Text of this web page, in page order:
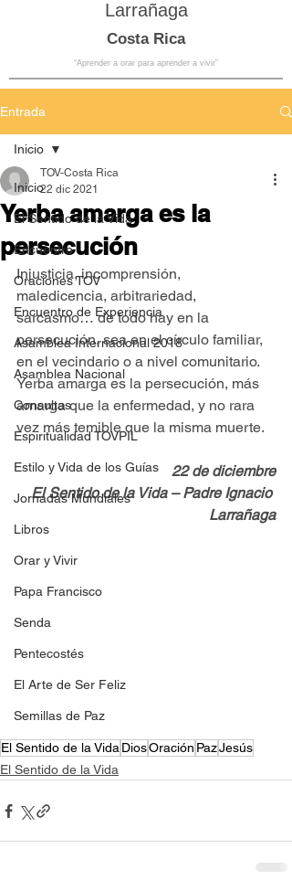
Larrañaga
Costa Rica
“Aprender a orar para aprender a vivir”
Entrada
Inicio
El Sentido de la Vida
Encuentro
Oraciones TOV
Encuentro de Experiencia
Asamblea Internacional 2018
Asamblea Nacional
Consultas
Espiritualidad TOVPIL
Estilo y Vida de los Guías
Jornadas Mundiales
Libros
Orar y Vivir
Papa Francisco
Senda
Pentecostés
El Arte de Ser Feliz
Semillas de Paz
Inicio
Yerba amarga es la
persecución
TOV-Costa Rica
22 dic 2021
Injusticia, incomprensión,
maledicencia, arbitrariedad,
sarcasmo… de todo hay en la
persecución, sea en el círculo familiar,
en el vecindario o a nivel comunitario.
Yerba amarga es la persecución, más
amarga que la enfermedad, y no rara
vez más temible que la misma muerte.
22 de diciembre
El Sentido de la Vida – Padre Ignacio
Larrañaga
El Sentido de la VidaDiosOración PazJesús
El Sentido de la Vida